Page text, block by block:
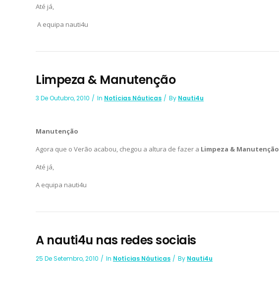
Até já,
A equipa nauti4u
Limpeza & Manutenção
3 De Outubro, 2010 In Notícias Náuticas By Nauti4u
Manutenção
Agora que o Verão acabou, chegou a altura de fazer a Limpeza & Manutenção
Até já,
A equipa nauti4u
A nauti4u nas redes sociais
25 De Setembro, 2010 In Notícias Náuticas By Nauti4u